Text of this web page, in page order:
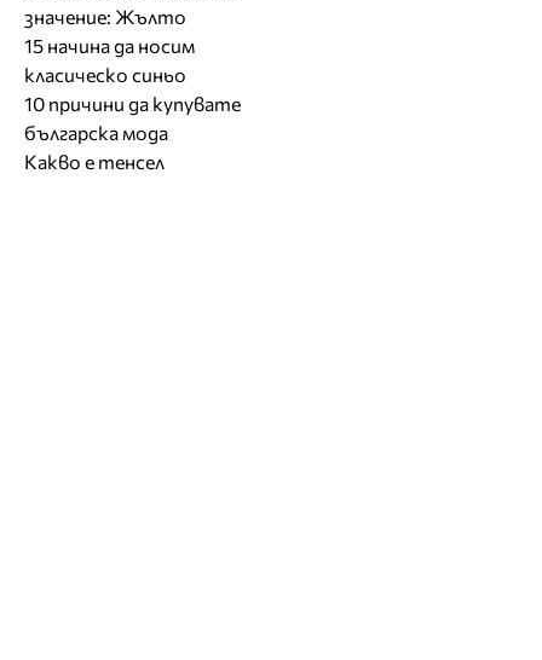
значение: Жълто
15 начина да носим
класическо синьо
10 причини да купувате
българска мода
Какво е тенсел